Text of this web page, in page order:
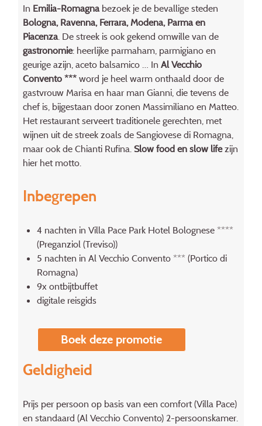
In Emilia-Romagnabezoek je de bevallige steden
Bologna, Ravenna, Ferrara, Modena, Parma en
Piacenza. De streek is ook gekend omwille van de
gastronomie: heerlijke parmaham, parmigiano en
geurige azijn, aceto balsamico … In Al Vecchio
Convento ***word je heel warm onthaald door de
gastvrouw Marisa en haar man Gianni, die tevens de
chef is, bijgestaan door zonen Massimiliano en Matteo.
Het restaurant serveert traditionele gerechten, met
wijnen uit de streek zoals de Sangiovese di Romagna,
maar ook de Chianti Rufina. Slow food en slow lifezijn
hier het motto.
Inbegrepen
4 nachten in Villa Pace Park Hotel Bolognese ****
(Preganziol (Treviso))
5 nachten in Al Vecchio Convento *** (Portico di
Romagna)
9x ontbijtbuffet
digitale reisgids
Boek deze promotie
Geldigheid
Prijs per persoon op basis van een comfort (Villa Pace)
en standaard (Al Vecchio Convento) 2-persoonskamer.